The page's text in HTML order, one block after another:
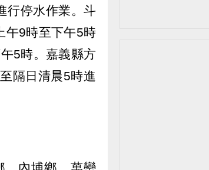
行停水作業。斗
午9時至下午5時
5時。嘉義縣方
隔日清晨5時進